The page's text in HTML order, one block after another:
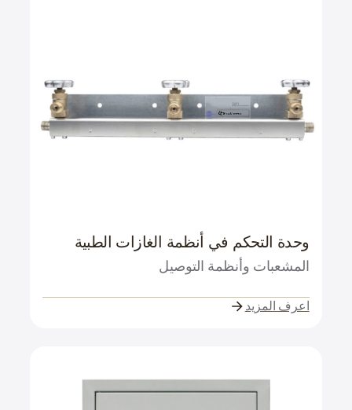
وحدة التحكم في أنظمة الغازات الطبية
المشعبات وأنظمة التوصيل
اعرف المزيد